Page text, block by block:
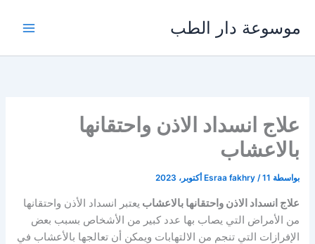
المحتوى
موسوعة دار الطب
علاج انسداد الاذن واحتقانها
بالاعشاب
بواسطة Esraa fakhry /11 أكتوبر، 2023
علاج انسداد الاذن واحتقانها بالاعشاب يعتبر انسداد الأذن واحتقانها
من الأمراض التي يصاب بها عدد كبير من الأشخاص بسبب بعض
الإفرازات التي تنجم من الالتهابات ويمكن أن تعالجها بالأعشاب في